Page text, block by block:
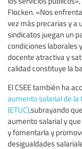
Flocken. «Nos
vez más precarias y a
sindicatos juegan un
condiciones laborales
docente atractiva y
calidad constituye la
El CSEE también ha
aumento salarial de la
(ETUC),subrayando
aumento salarial y
y fomentarla y
desigualdades